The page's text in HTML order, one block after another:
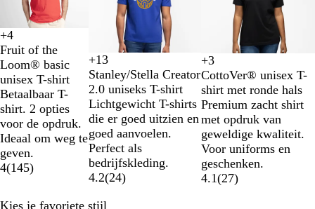
Z
w
a
r
t
W
i
t
O
r
a
n
j
e
K
o
n
i
n
g
s
b
l
a
w
+4
Fruit of the
Loom® basic
unisex T-shirt
Betaalbaar T-
shirt. 2 opties
voor de opdruk.
Ideaal om weg te
geven.
4(145)
W
o
e
s
t
i
j
n
s
S
p
e
c
t
r
a
a
l
K
a
k
i
A
q
u
a
b
l
a
u
w
+13
Stanley/Stella Creator
2.0 uniseks T-shirt
Lichtgewicht T-shirts
die er goed uitzien en
goed aanvoelen.
Perfect als
bedrijfskleding.
4.2(24)
W
i
t
Z
w
a
r
t
M
a
r
i
n
e
b
l
a
K
o
n
i
n
g
s
b
l
+3
CottoVer® unisex T-
shirt met ronde hals
Premium zacht shirt
met opdruk van
geweldige kwaliteit.
Voor uniforms en
geschenken.
4.1(27)
Kies je favoriete stijl